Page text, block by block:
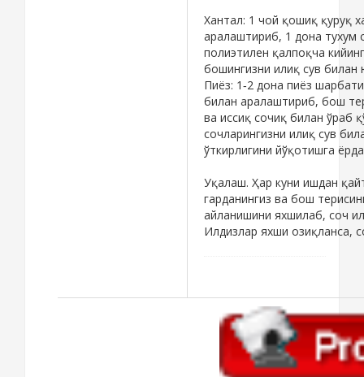
Хантал: 1 чой қошиқ қуруқ
аралаштириб, 1 дона тухум
полиэтилен қалпоқча
бошингизни илиқ сув билан
Пиёз: 1‑2 дона пиёз
билан аралаштириб, бош
ва иссиқ сочиқ билан ўраб
сочларингизни илиқ сув
ўткирлигини йўқотишга
Уқалаш. Ҳар куни ишдан
гарданингиз ва бош
айланишини яхшилаб, соч
Илдизлар яхши озиқланса,